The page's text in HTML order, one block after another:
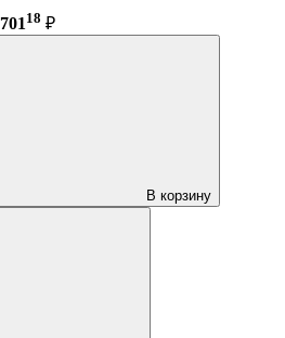
701 18 ₽
В корзину